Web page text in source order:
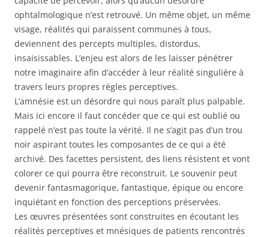
ophtalmologique n’est retrouvé. Un même objet, un même
visage, réalités qui paraissent communes à tous,
deviennent des percepts multiples, distordus,
insaisissables. L’enjeu est alors de les laisser pénétrer
notre imaginaire afin d’accéder à leur réalité singulière à
travers leurs propres règles perceptives.
L’amnésie est un désordre qui nous paraît plus palpable.
Mais ici encore il faut concéder que ce qui est oublié ou
rappelé n’est pas toute la vérité. Il ne s’agit pas d’un trou
noir aspirant toutes les composantes de ce qui a été
archivé. Des facettes persistent, des liens résistent et vont
colorer ce qui pourra être reconstruit. Le souvenir peut
devenir fantasmagorique, fantastique, épique ou encore
inquiétant en fonction des perceptions préservées.
Les œuvres présentées sont construites en écoutant les
réalités perceptives et mnésiques de patients rencontrés